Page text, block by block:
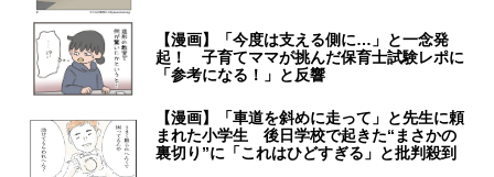
【漫画】「今度は支える側に…」と一念発
起！ 子育てママが挑んだ保育士試験レポに
「参考になる！」と反響
【漫画】「車道を斜めに走って」と先生に頼
まれた小学生 後日学校で起きた“まさかの
裏切り”に「これはひどすぎる」と批判殺到